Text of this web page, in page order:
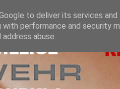
to deliver its services
with performance and security
abuse.